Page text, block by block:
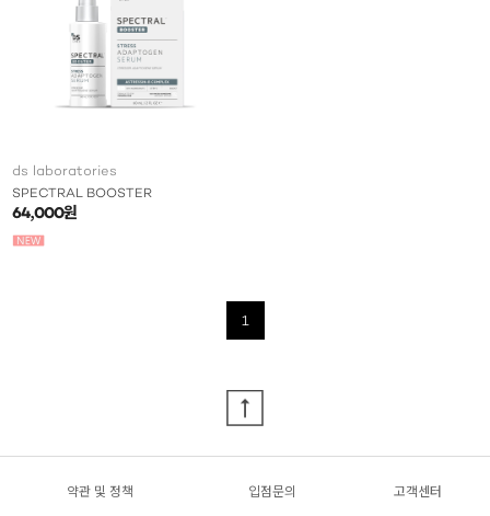
ds laboratories
SPECTRAL BOOSTER
64,000원
1
약관 및 정책 입점문의 고객센터